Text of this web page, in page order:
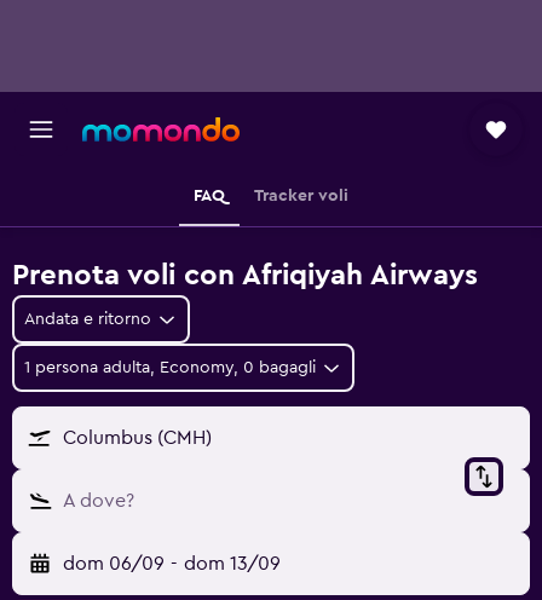
FAQ Tracker voli
Prenota voli con Afriqiyah Airways
Andata e ritorno
1 persona adulta, Economy, 0 bagagli
Columbus (CMH)
A dove?
dom 06/09 - dom 13/09